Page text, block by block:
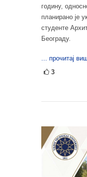
годину,
планирано је
студенте
Београду.
... прочитај
3